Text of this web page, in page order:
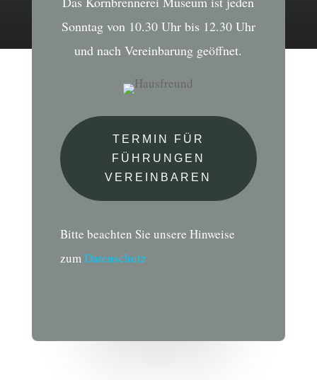
Sonntag von 10.30 Uhr bis 12.30 Uhr
und nach Vereinbarung geöffnet.
TERMIN FÜR
FÜHRUNGEN
VEREINBAREN
Bitte beachten Sie unsere Hinweise
zumDatenschutz